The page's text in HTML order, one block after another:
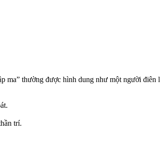
thường được hình dung như một người
trí.